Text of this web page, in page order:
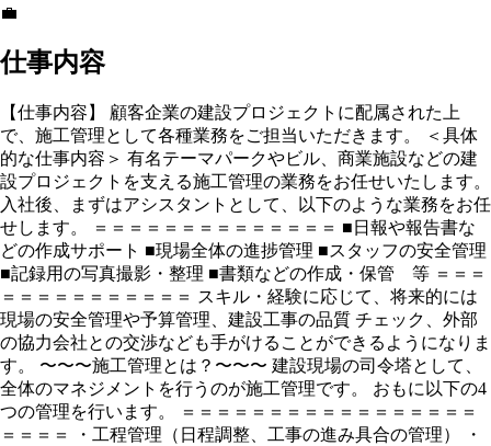
💼
仕事内容
【仕事内容】 顧客企業の建設プロジェクトに配属された上
で、施工管理として各種業務をご担当いただきます。 ＜具体
的な仕事内容＞ 有名テーマパークやビル、商業施設などの建
設プロジェクトを支える施工管理の業務をお任せいたします。
入社後、まずはアシスタントとして、以下のような業務をお任
せします。 ＝＝＝＝＝＝＝＝＝＝＝＝＝＝ ■日報や報告書な
どの作成サポート ■現場全体の進捗管理 ■スタッフの安全管理
■記録用の写真撮影・整理 ■書類などの作成・保管 等 ＝＝＝
＝＝＝＝＝＝＝＝＝＝＝ スキル・経験に応じて、将来的には
現場の安全管理や予算管理、建設工事の品質 チェック、外部
の協力会社との交渉なども手がけることができるようになりま
す。 〜〜〜施工管理とは？〜〜〜 建設現場の司令塔として、
全体のマネジメントを行うのが施工管理です。 おもに以下の4
つの管理を行います。 ＝＝＝＝＝＝＝＝＝＝＝＝＝＝＝＝＝
＝＝＝＝ ・工程管理（日程調整、工事の進み具合の管理） ・